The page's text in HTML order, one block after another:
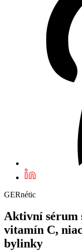
GERnétic
Aktivní sérum
vitamín C,
bylinky